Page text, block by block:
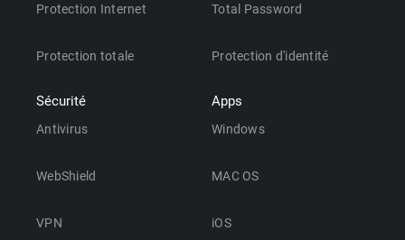
Protection Internet
Protection totale
Sécurité
Antivirus
WebShield
VPN
Total Password
Protection d'identité
Apps
Windows
MAC OS
iOS